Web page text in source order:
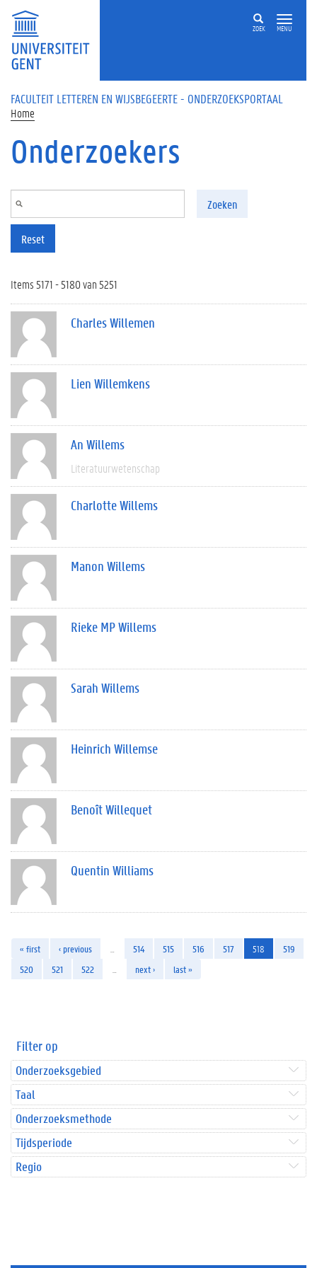
Overslaan en naar de inhoud gaan
ZOEK MENU
FACULTEIT LETTEREN EN WIJSBEGEERTE - ONDERZOEKSPORTAAL
Home
Onderzoekers
Zoeken
Reset
Items 5171 - 5180 van 5251
Charles Willemen
Lien Willemkens
An Willems
Literatuurwetenschap
Charlotte Willems
Manon Willems
Rieke MP Willems
Sarah Willems
Heinrich Willemse
Benoît Willequet
Quentin Williams
« first ‹ previous 514 515 516 517 518
519
520
521 522 next › last »
Filter op
Onderzoeksgebied
Taal
Onderzoeksmethode
Tijdsperiode
Regio